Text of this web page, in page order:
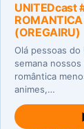
UNITEDcast
(OREGAIRU)
Olá pessoas do
semana
romântica
animes,…